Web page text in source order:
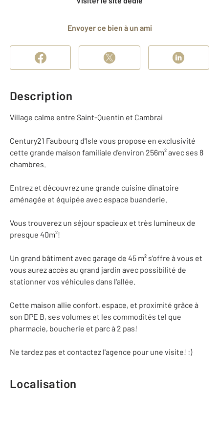
Envoyer ce bien à un ami
Description
Village calme entre Saint-Quentin et Cambrai
Century21 Faubourg d'Isle vous propose en exclusivité
cette grande maison familiale d'environ 256m² avec ses 8
chambres.
Entrez et découvrez une grande cuisine dinatoire
aménagée et équipée avec espace buanderie.
Vous trouverez un séjour spacieux et très lumineux de
presque 40m²!
Un grand bâtiment avec garage de 45 m² s'offre à vous et
vous aurez accès au grand jardin avec possibilité de
stationner vos véhicules dans l'allée.
Cette maison allie confort, espace, et proximité grâce à
son DPE B, ses volumes et les commodités tel que
pharmacie, boucherie et parc à 2 pas!
Ne tardez pas et contactez l'agence pour une visite! :)
Localisation